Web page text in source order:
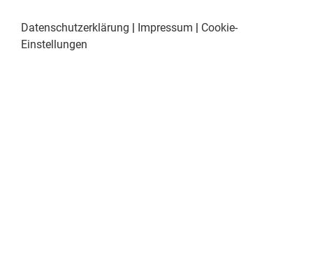
Datenschutzerklärung | Impressum | Cookie-
Einstellungen